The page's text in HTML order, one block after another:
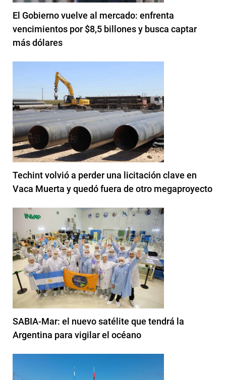
El Gobierno vuelve al mercado: enfrenta
vencimientos por $8,5 billones y busca captar
más dólares
Techint volvió a perder una licitación clave en
Vaca Muerta y quedó fuera de otro megaproyecto
SABIA-Mar: el nuevo satélite que tendrá la
Argentina para vigilar el océano